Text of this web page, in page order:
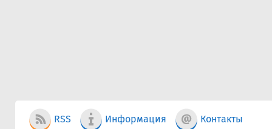
RSS Информация Контакты